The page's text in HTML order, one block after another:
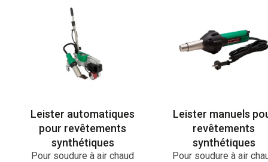
Leister automatiques
pour revêtements
synthétiques
Pour soudure à air chaud
Leister manuels
revêtements
synthétiques
Pour soudure à air